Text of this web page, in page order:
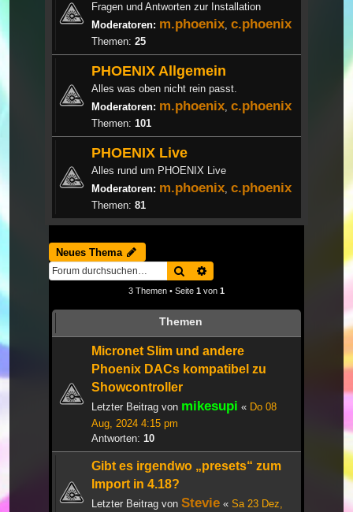
Fragen und Antworten zur Installation
Moderatoren: m.phoenix, c.phoenix
Themen: 25
PHOENIX Allgemein
Alles was oben nicht rein passt.
Moderatoren: m.phoenix, c.phoenix
Themen: 101
PHOENIX Live
Alles rund um PHOENIX Live
Moderatoren: m.phoenix, c.phoenix
Themen: 81
Neues Thema
Suche
3 Themen • Seite 1 von 1
Themen
Micronet Slim und andere
Phoenix DACs kompatibel zu
Showcontroller
Letzter Beitrag von mikesupi « Do 08
Aug, 2024 4:15 pm
Antworten: 10
Gibt es irgendwo „presets“ zum
Import in 4.18?
Letzter Beitrag von Stevie « Sa 23 Dez,